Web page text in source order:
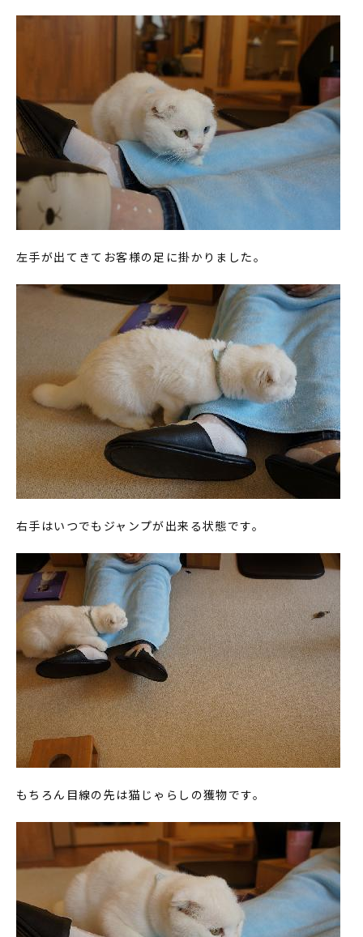
左手が出てきてお客様の足に掛かりました。
右手はいつでもジャンプが出来る状態です。
もちろん目線の先は猫じゃらしの獲物です。